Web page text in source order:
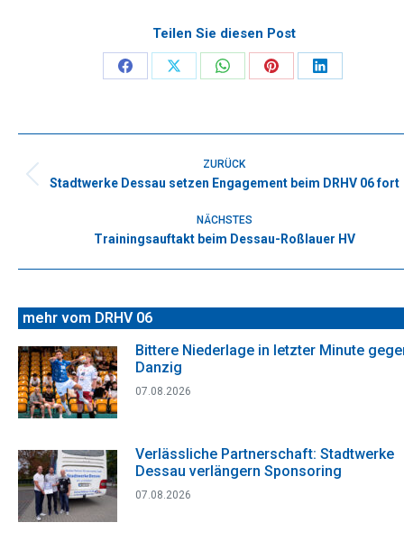
Teilen Sie diesen Post
Share
Facebook
Share
X
Share
WhatsApp
Share
Pinterest
Share
LinkedIn
ZURÜCK
Vorheriger
Stadtwerke Dessau setzen Engagement beim DRHV 06 fort
NÄCHSTES
Nächster
Trainingsauftakt beim Dessau-Roßlauer HV
mehr vom DRHV 06
Bittere Niederlage in letzter Minute
Danzig
07.08.2026
Verlässliche Partnerschaft: Stadtwerke
Dessau verlängern Sponsoring
07.08.2026